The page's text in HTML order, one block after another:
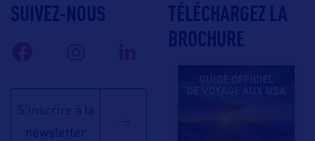
SUIVEZ-NOUS
S'inscrire à la
newsletter
TÉLÉCHARGEZ LA
BROCHURE